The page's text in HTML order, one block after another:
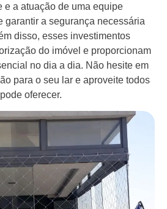
e a atuação de uma equipe
garantir a segurança necessária
disso, esses investimentos
do imóvel e proporcionam
no dia a dia. Não hesite em
para o seu lar e aproveite todos
oferecer.